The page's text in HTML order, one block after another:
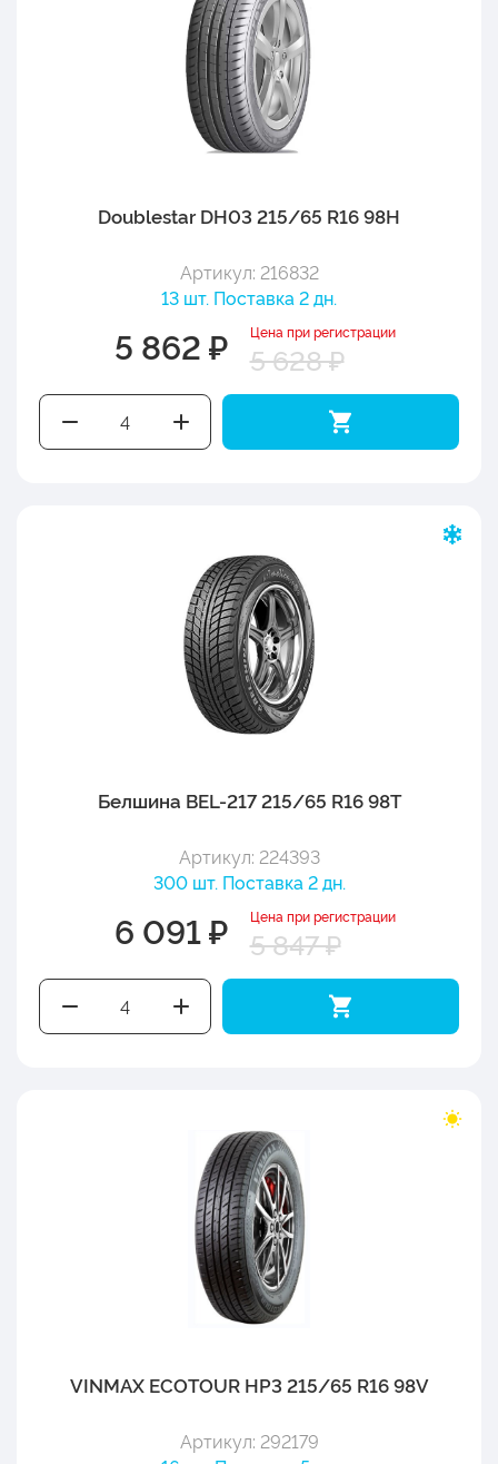
Doublestar DH03 215/65 R16 98H
Артикул: 216832
13 шт. Поставка 2 дн.
5 862 ₽ Цена при регистрации
5 628 ₽
Белшина BEL-217 215/65 R16 98T
Артикул: 224393
300 шт. Поставка 2 дн.
6 091 ₽ Цена при регистрации
5 847 ₽
VINMAX ECOTOUR HP3 215/65 R16 98V
Артикул: 292179